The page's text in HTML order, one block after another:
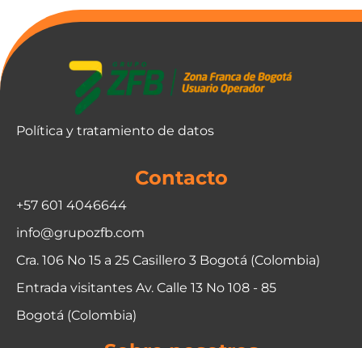
Política y tratamiento de datos
Contacto
+57 601 4046644
info@grupozfb.com
Cra. 106 No 15 a 25 Casillero 3 Bogotá (Colombia)
Entrada visitantes Av. Calle 13 No 108 - 85
Bogotá (Colombia)